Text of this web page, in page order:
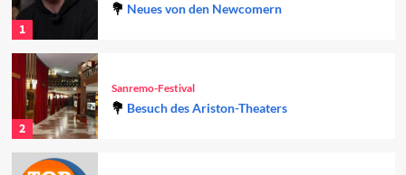
1
Neues von den Newcomern
2
Sanremo-Festival
Besuch des Ariston-Theaters